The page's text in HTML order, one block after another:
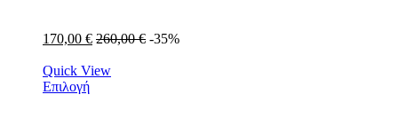
170,00 € 260,00€ -35%
Quick View
Επιλογή